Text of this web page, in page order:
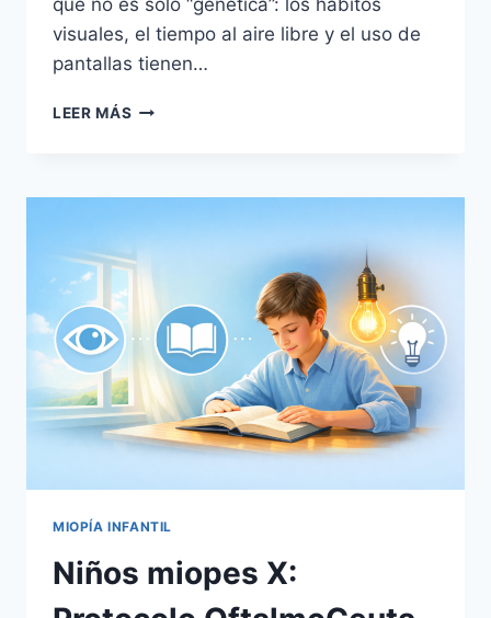
que no es solo “genética”: los hábitos
visuales, el tiempo al aire libre y el uso de
pantallas tienen…
LEER MÁS REGLA
PARA
MIOPÍA
INFANTIL
MIOPÍA INFANTIL
Niños miopes X: